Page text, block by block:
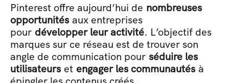
Pinterest offre aujourd’hui de nombreuses
opportunités aux entreprises
pour développer leur activité. L’objectif des
marques sur ce réseau est de trouver son
angle de communication pour séduire les
utilisateurs et engager les communautés à